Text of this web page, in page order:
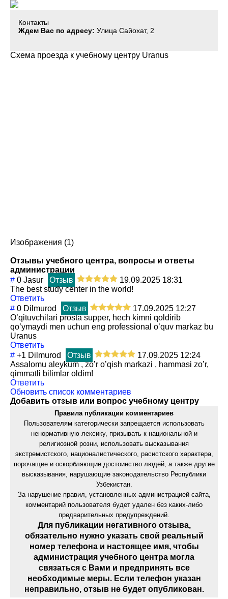
Контакты
Ждем Вас по адресу: Улица Сайохат, 2
Схема проезда к учебному центру Uranus
Изображения (1)
Отзывы учебного центра, вопросы и ответы
администрации
# 0 Jasur Отзыв
19.09.2025 18:31
The best study center in the world!
Ответить
# 0 Dilmurod Отзыв
17.09.2025 12:27
O’qituvchilari prosta supper, hech kimni qoldirib
qo’ymaydi men uchun eng professional o’quv markaz bu
Uranus
Ответить
# +1 Dilmurod Отзыв
17.09.2025 12:24
Assalomu aleykum , zo’r o’qish markazi , hammasi zo’r,
qimmatli bilimlar oldim!
Ответить
Обновить список комментариев
Добавить отзыв или вопрос учебному центру
Правила публикации комментариев
Пользователям категорически запрещается использовать
ненормативную лексику, призывать к национальной и
религиозной розни, использовать высказывания
экстремистского, националистического, расистского характера,
порочащие и оскорбляющие достоинство людей, а также другие
высказывания, нарушающие законодательство Республики
Узбекистан.
За нарушение правил, установленных администрацией сайта,
комментарий пользователя будет удален без каких-либо
предварительных предупреждений.
Для публикации негативного отзыва,
обязательно нужно указать свой реальный
номер телефона и настоящее имя, чтобы
администрация учебного центра могла
связаться с Вами и предпринять все
необходимые меры. Если телефон указан
неправильно, отзыв не будет опубликован.